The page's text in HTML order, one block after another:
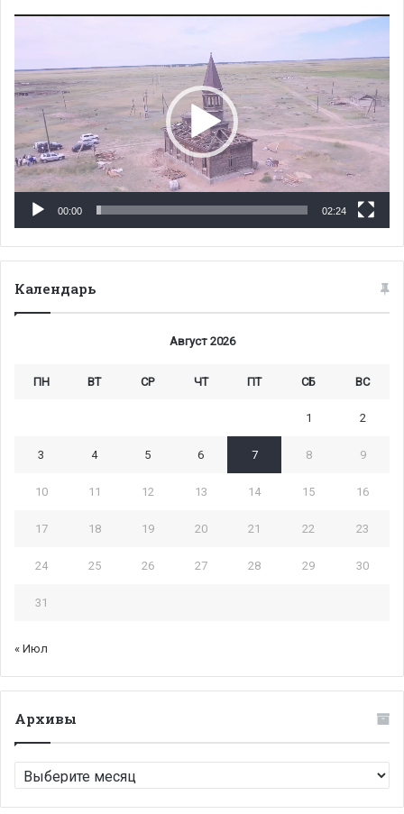
00:00 02:24
Календарь
Август 2026
ПН ВТ СР ЧТ ПТ СБ ВС
1 2
3 4 5 6 7 8 9
10 11 12 13 14 15 16
17 18 19 20 21 22 23
24 25 26 27 28 29 30
31
« Июл
Архивы
Архивы